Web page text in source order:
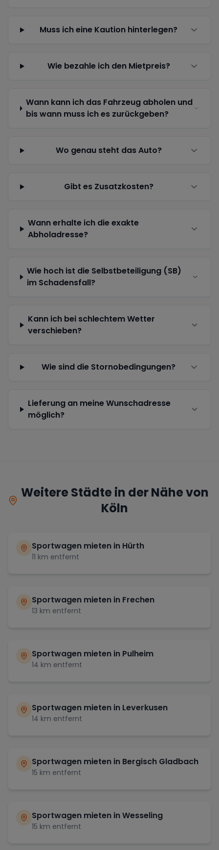
Muss ich eine Kaution hinterlegen?
Wie bezahle ich den Mietpreis?
Wann kann ich das Fahrzeug abholen und
bis wann muss ich es zurückgeben?
Wo genau steht das Auto?
Gibt es Zusatzkosten?
Wann erhalte ich die exakte
Abholadresse?
Wie hoch ist die Selbstbeteiligung (SB)
im Schadensfall?
Kann ich bei schlechtem Wetter
verschieben?
Wie sind die Stornobedingungen?
Lieferung an meine Wunschadresse
möglich?
Weitere Städte in der Nähe von
Köln
Sportwagen mieten in Hürth
11 km entfernt
Sportwagen mieten in Frechen
13 km entfernt
Sportwagen mieten in Pulheim
14 km entfernt
Sportwagen mieten in Leverkusen
14 km entfernt
Sportwagen mieten in Bergisch Gladbach
15 km entfernt
Sportwagen mieten inWesseling
15 km entfernt